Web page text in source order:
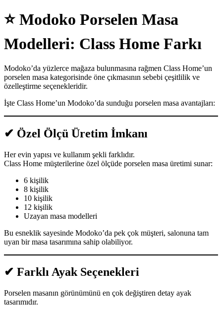
⭐Modoko Porselen Masa
Modelleri: Class Home Farkı
Modoko’da yüzlerce mağaza bulunmasına rağmen Class Home’un
porselen masa kategorisinde öne çıkmasının sebebi çeşitlilik ve
özelleştirme seçenekleridir.
İşte Class Home’un Modoko’da sunduğu porselen masa avantajları:
✔ Özel Ölçü Üretim İmkanı
Her evin yapısı ve kullanım şekli farklıdır.
Class Home müşterilerine özel ölçüde porselen masa üretimi sunar:
6 kişilik
8 kişilik
10 kişilik
12 kişilik
Uzayan masa modelleri
Bu esneklik sayesinde Modoko’da pek çok müşteri, salonuna tam
uyan bir masa tasarımına sahip olabiliyor.
✔ Farklı Ayak Seçenekleri
Porselen masanın görünümünü en çok değiştiren detay ayak
tasarımıdır.